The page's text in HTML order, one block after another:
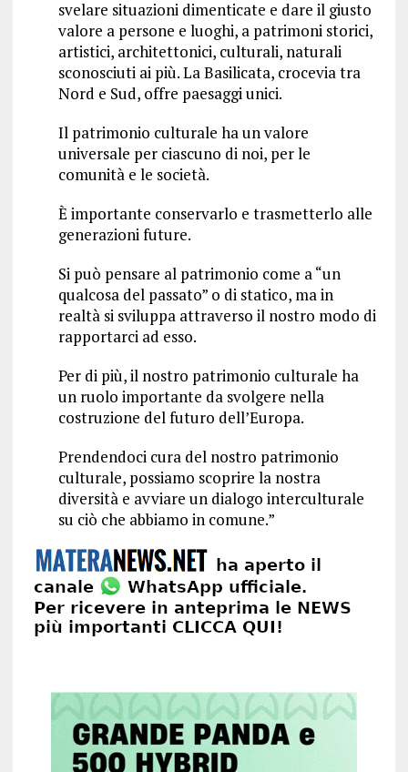
svelare situazioni dimenticate e dare il giusto
valore a persone e luoghi, a patrimoni storici,
artistici, architettonici, culturali, naturali
sconosciuti ai più. La Basilicata, crocevia tra
Nord e Sud, offre paesaggi unici.
Il patrimonio culturale ha un valore
universale per ciascuno di noi, per le
comunità e le società.
È importante conservarlo e trasmetterlo alle
generazioni future.
Si può pensare al patrimonio come a “un
qualcosa del passato” o di statico, ma in
realtà si sviluppa attraverso il nostro modo di
rapportarci ad esso.
Per di più, il nostro patrimonio culturale ha
un ruolo importante da svolgere nella
costruzione del futuro dell’Europa.
Prendendoci cura del nostro patrimonio
culturale, possiamo scoprire la nostra
diversità e avviare un dialogo interculturale
su ciò che abbiamo in comune.”